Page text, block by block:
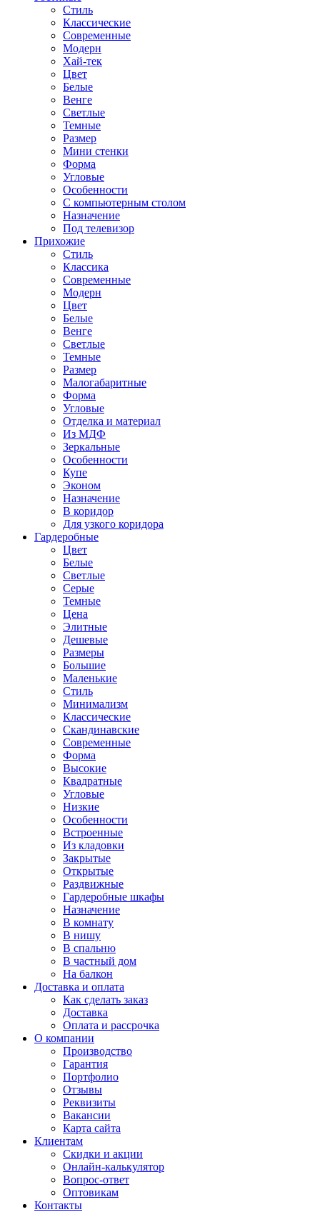
Стиль
Классические
Современные
Модерн
Хай-тек
Цвет
Белые
Венге
Светлые
Темные
Размер
Мини стенки
Форма
Угловые
Особенности
С компьютерным столом
Назначение
Под телевизор
Прихожие
Стиль
Классика
Современные
Модерн
Цвет
Белые
Венге
Светлые
Темные
Размер
Малогабаритные
Форма
Угловые
Отделка и материал
Из МДФ
Зеркальные
Особенности
Купе
Эконом
Назначение
В коридор
Для узкого коридора
Гардеробные
Цвет
Белые
Светлые
Серые
Темные
Цена
Элитные
Дешевые
Размеры
Большие
Маленькие
Стиль
Минимализм
Классические
Скандинавские
Современные
Форма
Высокие
Квадратные
Угловые
Низкие
Особенности
Встроенные
Из кладовки
Закрытые
Открытые
Раздвижные
Гардеробные шкафы
Назначение
В комнату
В нишу
В спальню
В частный дом
На балкон
Доставка и оплата
Как сделать заказ
Доставка
Оплата и рассрочка
О компании
Производство
Гарантия
Портфолио
Отзывы
Реквизиты
Вакансии
Карта сайта
Клиентам
Скидки и акции
Онлайн-калькулятор
Вопрос-ответ
Оптовикам
Контакты